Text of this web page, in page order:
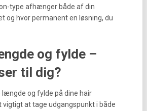
type afhænger både af din
og hvor permanent en løsning, du
og fylde –
til dig?
længde og fylde på dine hair
vigtigt at tage udgangspunkt i både